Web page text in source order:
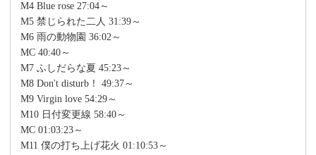
M4 Blue rose 27:04～
M5 禁じられた二人 31:39～
M6 雨の動物園 36:02～
MC 40:40～
M7 ふしだらな夏 45:23～
M8 Don't disturb！ 49:37～
M9 Virgin love 54:29～
M10 日付変更線 58:40～
MC 01:03:23～
M11 僕の打ち上げ花火 01:10:53～